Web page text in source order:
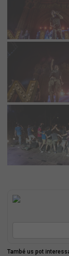
També us pot